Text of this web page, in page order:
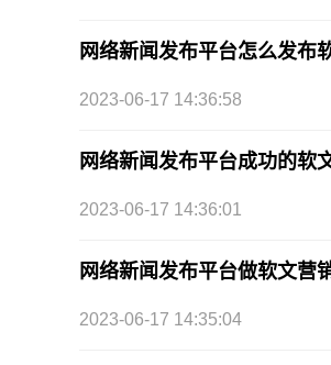
网络新闻发布平台怎么发布
2023-06-17 14:36:58
网络新闻发布平台成功的软
2023-06-17 14:36:01
网络新闻发布平台做软文营
2023-06-17 14:35:04